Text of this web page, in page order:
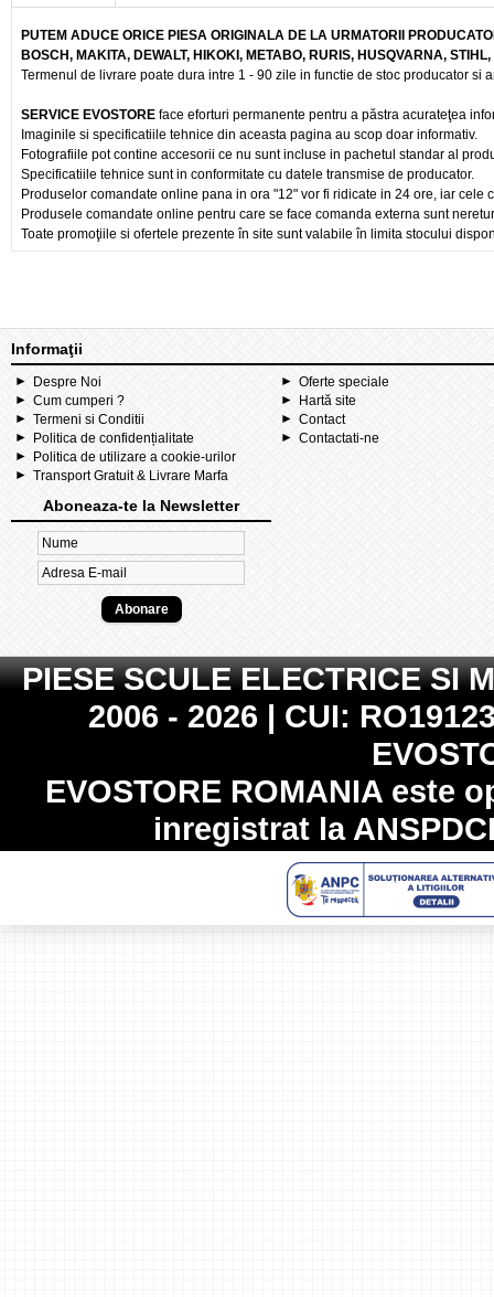
PUTEM ADUCE ORICE PIESA ORIGINALA DE LA URMATORII
BOSCH, MAKITA, DEWALT, HIKOKI, METABO, RURIS, HUSQVARNA,
Termenul de livrare poate dura intre 1 - 90 zile in functie de stoc producator si
SERVICE EVOSTORE face eforturi permanente pentru a păstra acurateţea
Imaginile si specificatiile tehnice din aceasta pagina au scop doar informativ.
Fotografiile pot contine accesorii ce nu sunt incluse in pachetul standar al
Specificatiile tehnice sunt in conformitate cu datele transmise de producator.
Produselor comandate online pana in ora "12" vor fi ridicate in 24 ore, iar cele
Produsele comandate online pentru care se face comanda externa sunt
Toate promoţiile si ofertele prezente în site sunt valabile în limita stocului
Informaţii
Despre Noi
Cum cumperi ?
Termeni si Conditii
Politica de confidențialitate
Politica de utilizare a cookie-urilor
Transport Gratuit & Livrare Marfa
Oferte speciale
Hartă site
Contact
Contactati-ne
Aboneaza-te la Newsletter
PIESE SCULE ELECTRICE SI
2006 - 2026 | CUI:
EVOSTORE ROMANIAeste
inregistrat la